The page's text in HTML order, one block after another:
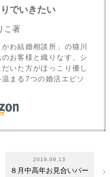
でいきたい
こ著
わ結婚相談所」の猫川
お客様と織りなす、シ
いた方がほっこり優し
まる7つの婚活エピソ
2019.09.13
８月中高年お見合いパー